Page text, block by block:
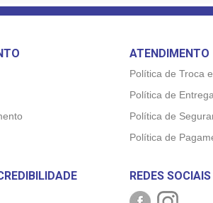
ATENDIMENTO
Política de Troca
Política de Entrega
Política de
Política de
REDES SOCIAIS